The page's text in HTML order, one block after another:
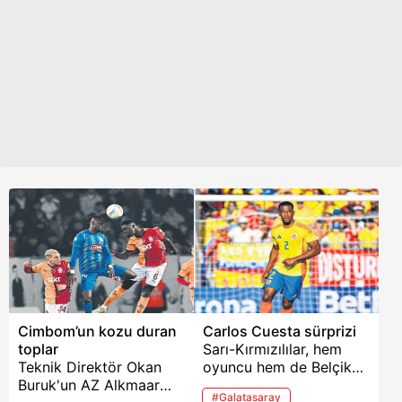
Cimbom’un kozu duran
toplar
Teknik Direktör Okan
Buruk'un AZ Alkmaar
Carlos Cuesta sürprizi
Sarı-Kırmızılılar, hem
oyuncu hem de Belçika
ekibiyle anlaştı.
#Galatasaray